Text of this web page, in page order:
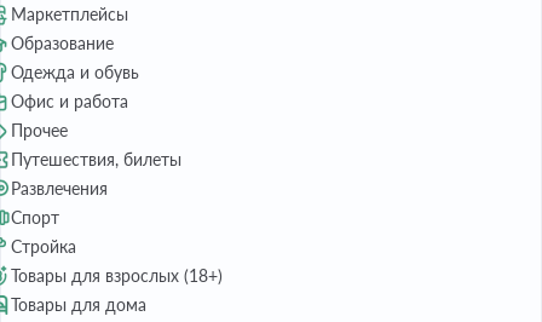
Маркетплейсы
Образование
Одежда и обувь
Офис и работа
Прочее
Путешествия, билеты
Развлечения
Спорт
Стройка
Товары для взрослых (18+)
Товары для дома